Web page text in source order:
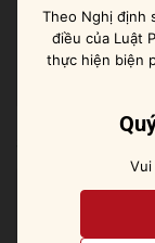
thức nguyên
cocktail
Theo Nghị định
điều của Luật
thực hiện biện
Vui